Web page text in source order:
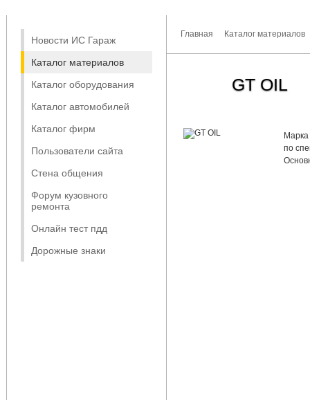
Новости ИС Гараж
Каталог материалов
Каталог оборудования
Каталог автомобилей
Каталог фирм
Пользователи сайта
Стена общения
Форум кузовного
ремонта
Онлайн тест пдд
Дорожные знаки
Главная Каталог материалов
GT OIL
по